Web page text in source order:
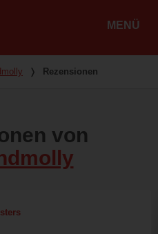
MENÜ
❭ Rezensionen
von